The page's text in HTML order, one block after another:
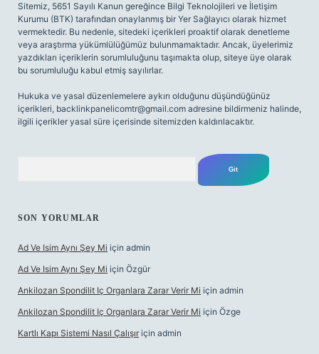
Sitemiz, 5651 Sayılı Kanun gereğince Bilgi Teknolojileri ve İletişim
Kurumu (BTK) tarafından onaylanmış bir Yer Sağlayıcı olarak hizmet
vermektedir. Bu nedenle, sitedeki içerikleri proaktif olarak denetleme
veya araştırma yükümlülüğümüz bulunmamaktadır. Ancak, üyelerimiz
yazdıkları içeriklerin sorumluluğunu taşımakta olup, siteye üye olarak
bu sorumluluğu kabul etmiş sayılırlar.
Hukuka ve yasal düzenlemelere aykırı olduğunu düşündüğünüz
içerikleri, backlinkpanelicomtr@gmail.com adresine bildirmeniz halinde,
ilgili içerikler yasal süre içerisinde sitemizden kaldırılacaktır.
SON YORUMLAR
Ad Ve Isim Aynı Şey Mi için admin
Ad Ve Isim Aynı Şey Mi için Özgür
Ankilozan Spondilit Iç Organlara Zarar Verir Mi için admin
Ankilozan Spondilit Iç Organlara Zarar Verir Mi için Özge
Kartlı Kapı Sistemi Nasıl Çalışır için admin